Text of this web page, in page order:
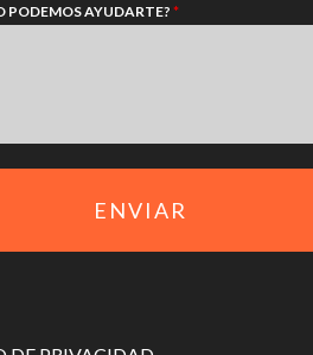
PODEMOS AYUDARTE? *